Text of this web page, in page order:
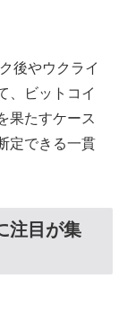
後やウクライ
、ビットコイ
果たすケース
定できる一貫
注目が集